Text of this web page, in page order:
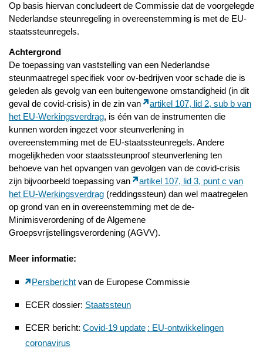
Op basis hiervan concludeert de Commissie dat de voorgelegde
Nederlandse steunregeling in overeenstemming is met de EU-
staatssteunregels.
Achtergrond
De toepassing van vaststelling van een Nederlandse
steunmaatregel specifiek voor ov-bedrijven voor schade die is
geleden als gevolg van een buitengewone omstandigheid (in dit
geval de covid-crisis) in de zin van
artikel 107, lid 2, sub b van
het EU-Werkingsverdrag, is één van de instrumenten die
kunnen worden ingezet voor steunverlening in
overeenstemming met de EU-staatssteunregels. Andere
mogelijkheden voor staatssteunproof steunverlening ten
behoeve van het opvangen van gevolgen van de covid-crisis
zijn bijvoorbeeld toepassing van
artikel 107, lid 3, punt c van
het EU-Werkingsverdrag (reddingssteun) dan wel maatregelen
op grond van en in overeenstemming met de de-
Minimisverordening of de Algemene
Groepsvrijstellingsverordening (AGVV).
Meer informatie:
Persbericht van de Europese Commissie
ECER dossier: Staatssteun
ECER bericht: Covid-19 update : EU-ontwikkelingen
coronavirus